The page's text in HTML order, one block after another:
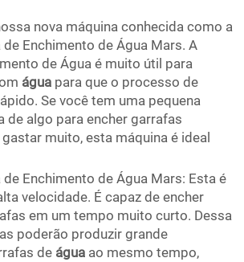
nova máquina conhecida como a
de Enchimento de Água Mars. A
de Água é muito útil para
água para que o processo de
Se você tem uma pequena
de algo para encher garrafas
muito, esta máquina é ideal
de Enchimento de Água Mars: Esta é
velocidade. É capaz de encher
em um tempo muito curto. Dessa
poderão produzir grande
de água ao mesmo tempo,